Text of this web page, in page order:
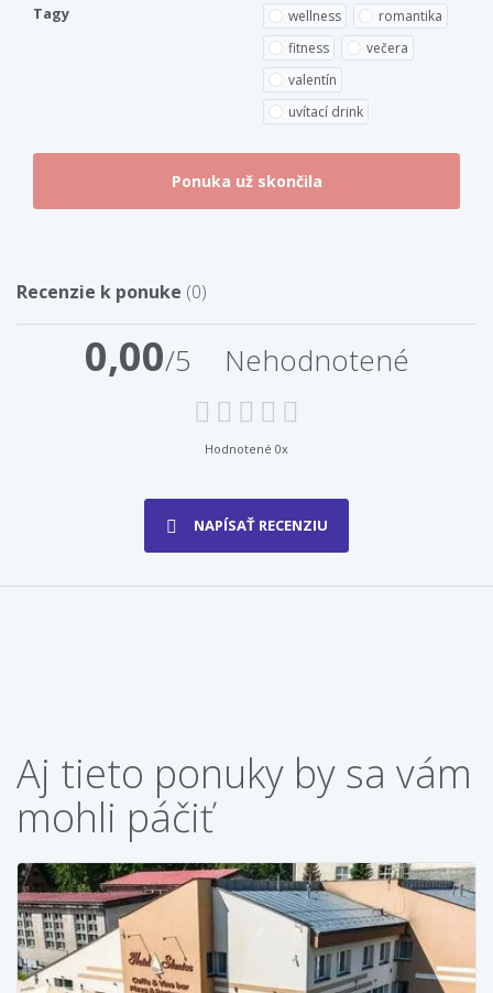
Tagy wellness
romantika
fitness
večera
valentín
uvítací drink
Recenzie k ponuke (0)
0,00/5 Nehodnotené
Hodnotené 0x
NAPÍSAŤ RECENZIU
Aj tieto ponuky by sa vám
mohli páčiť